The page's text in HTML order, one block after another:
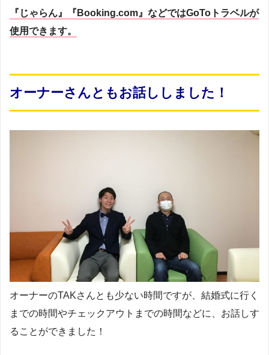
『じゃらん』『Booking.com』などではGoToトラベルが
使用できます。
オーナーさんともお話ししました！
オーナーのTAKさんとも少ない時間ですが、結婚式に行く
までの時間やチェックアウトまでの時間などに、お話しす
ることができました！